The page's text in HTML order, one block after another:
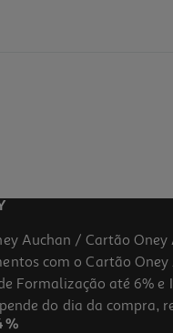
Auchan / Cartão Oney
com o Cartão
Formalização até 6%
do dia da compra,
%